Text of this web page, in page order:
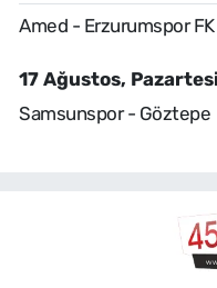
Amed - Erzurumspor FK
17 Ağustos, Pazartesi
Samsunspor - Göztepe